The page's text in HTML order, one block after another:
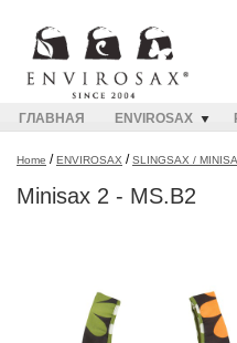
ГЛАВНАЯ ENVIROSAX
Home /ENVIROSAX /SLINGSAX /
Minisax 2 - MS.B2